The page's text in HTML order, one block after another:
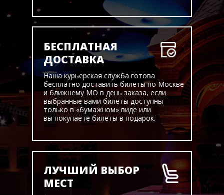
Наша курьерская служба готова
бесплатно доставить билеты по Москве
и ближнему МО в день заказа, если
выбранные вами билеты доступны
только в «бумажном» виде или
вы покупаете билеты в подарок.
БЕСПЛАТНАЯ
ДОСТАВКА
ЛУЧШИЙ ВЫБОР
МЕСТ